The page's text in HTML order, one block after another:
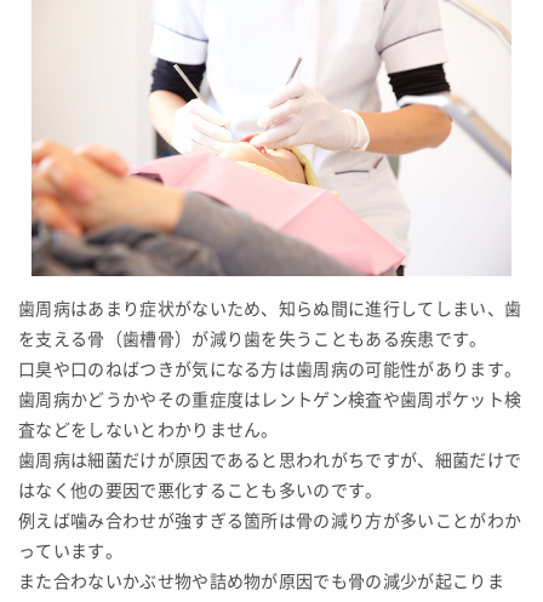
歯周病はあまり症状がないため、知らぬ間に進行してしまい、歯
を支える骨（歯槽骨）が減り歯を失うこともある疾患です。
口臭や口のねばつきが気になる方は歯周病の可能性があります。
歯周病かどうかやその重症度はレントゲン検査や歯周ポケット検
査などをしないとわかりません。
歯周病は細菌だけが原因であると思われがちですが、細菌だけで
はなく他の要因で悪化することも多いのです。
例えば噛み合わせが強すぎる箇所は骨の減り方が多いことがわか
っています。
また合わないかぶせ物や詰め物が原因でも骨の減少が起こりま